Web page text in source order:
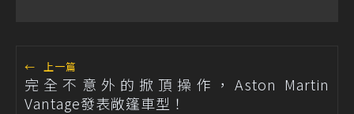
← 上一篇
完全不意外的掀頂操作，Aston Martin
Vantage發表敞篷車型！